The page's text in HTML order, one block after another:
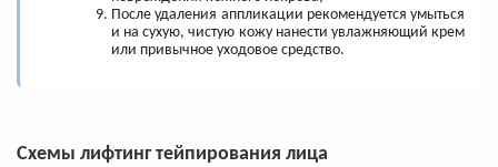
После удаления аппликации рекомендуется умыться
и на сухую, чистую кожу нанести увлажняющий крем
или привычное уходовое средство.
Схемы лифтинг тейпирования лица